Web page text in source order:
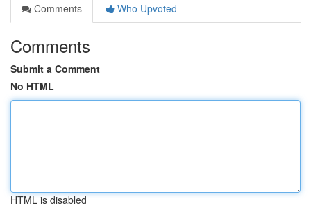
Comments
Who Upvoted
Comments
Submit a Comment
No HTML
HTML is disabled